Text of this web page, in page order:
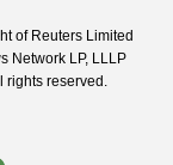
of Reuters Limited
Network LP, LLLP
reserved.